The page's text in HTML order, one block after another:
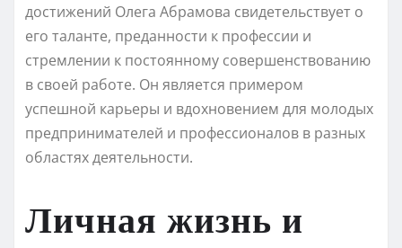
достижений Олега Абрамова свидетельствует о
его таланте, преданности к профессии и
стремлении к постоянному совершенствованию
в своей работе. Он является примером
успешной карьеры и вдохновением для молодых
предпринимателей и профессионалов в разных
областях деятельности.
Личная жизнь и